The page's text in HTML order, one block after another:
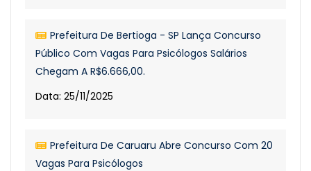
Prefeitura De Bertioga - SP Lança Concurso
Público Com Vagas Para Psicólogos Salários
Chegam A R$6.666,00.
Data: 25/11/2025
Prefeitura De Caruaru Abre Concurso Com 20
Vagas Para Psicólogos